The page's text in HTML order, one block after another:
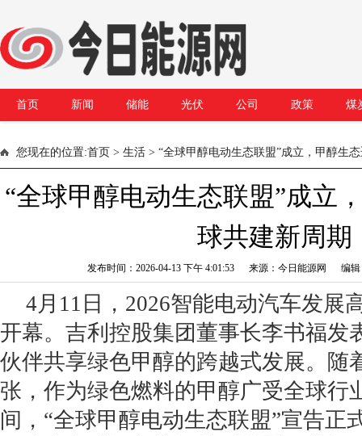
首页 新闻 储能 光伏 公司 政策 煤
您现在的位置:首页 > 生活 > “全球甲醇电动生态联盟”成立，甲醇生
“全球甲醇电动生态联盟”成立
球共建新周期
发布时间：2026-04-13 下午 4:01:53 来源：今日能源网 编
4月11日，2026智能电动汽车发展
开幕。吉利控股集团董事长李书福发
伙伴共享绿色甲醇的跨越式发展。随
张，作为绿色燃料的甲醇广受全球行
间，“全球甲醇电动生态联盟”宣告正